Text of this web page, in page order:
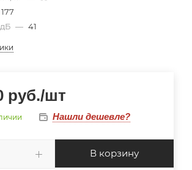
177
— 41
руб./шт
Нашли дешевле?
В корзину